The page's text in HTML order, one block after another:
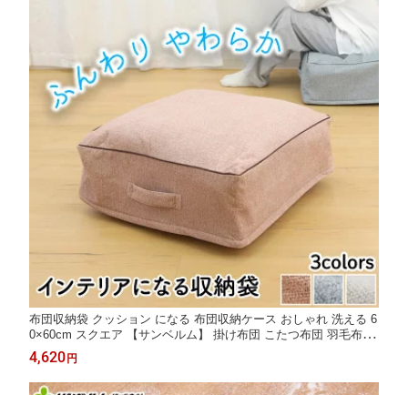
布団収納袋 クッション になる 布団収納ケース おしゃれ 洗える 6
0×60cm スクエア 【サンベルム】 掛け布団 こたつ布団 羽毛布団
毛布 シングル 座布団 フロアクッション 衣服 衣類 収納袋 省スペ
ース 見せる収納 ふんわり オットマン
4,620 円